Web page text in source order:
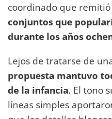
coordinado que
conjuntos que
durante los años
Lejos de tratarse de
propuesta mantuvo
de la infancia. El tono
líneas simples